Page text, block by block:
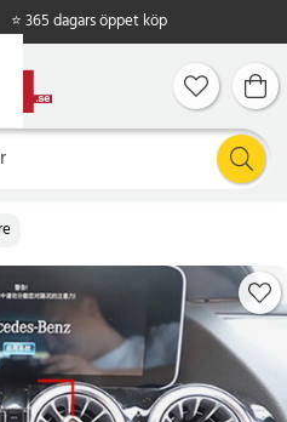
⭐ 365 dagars öppet köp